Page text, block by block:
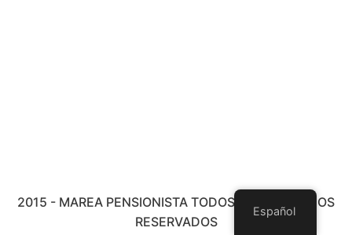
2015 - MAREA PENSIONISTA TODOS LOS DERECHOS
RESERVADOS
Español